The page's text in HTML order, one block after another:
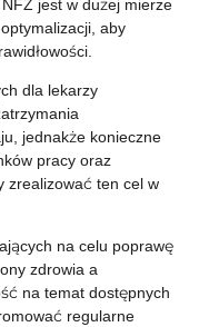
jest w dużej mierze
aby
dla lekarzy
jednakże konieczne
pracy oraz
zrealizować ten cel w
na celu poprawę
zdrowia a
na temat dostępnych
regularne